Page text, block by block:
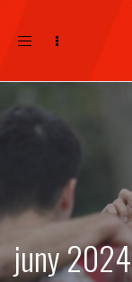
Toggle
juny 2024